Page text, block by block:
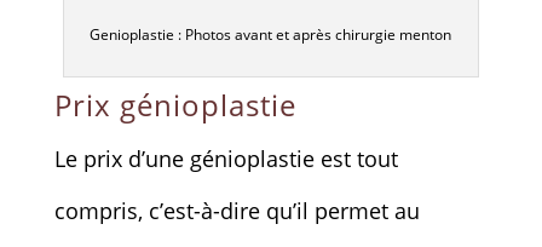
Genioplastie : Photos avant et après chirurgie menton
Prix génioplastie
Le prix d’une génioplastie est tout
compris, c’est-à-dire qu’il permet au